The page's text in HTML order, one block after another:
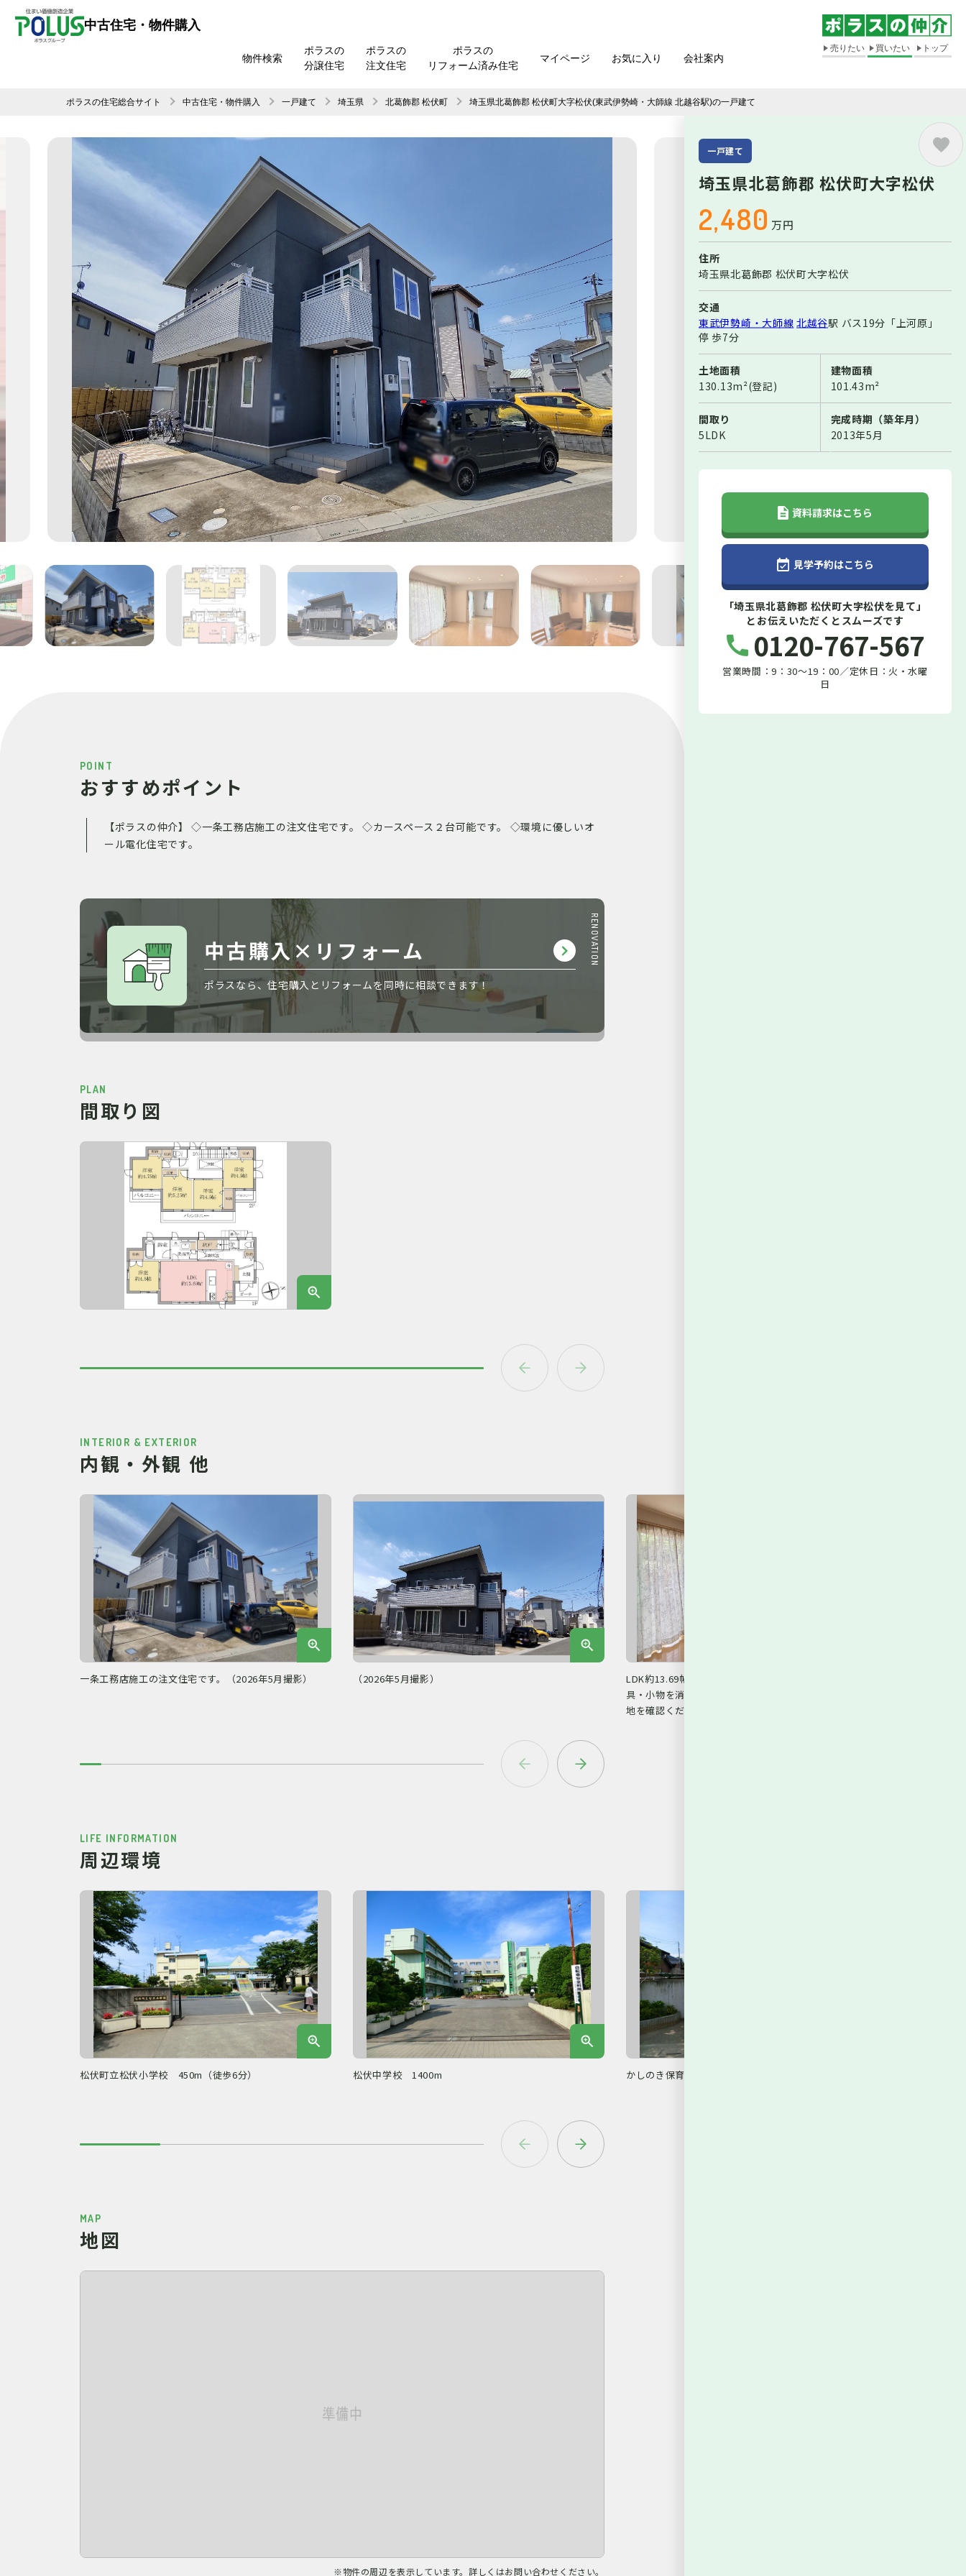
中古住宅・物件購入
物件検索
ポラスの
分譲住宅
ポラスの
注文住宅
ポラスの
リフォーム済み住宅
マイページ お気に入り 会社案内
売りたい 買いたい トップ
ポラスの住宅総合サイト 中古住宅・物件購入 一戸建て 埼玉県 北葛飾郡 松伏町 埼玉県北葛飾郡 松伏町大字松伏(東武伊勢崎・大師線 北越谷駅)の一戸建て
一戸建て
埼玉県北葛飾郡 松伏町大字松伏
2,480 万円
住所
埼玉県北葛飾郡 松伏町大字松伏
交通
東武伊勢崎・大師線 北越谷駅 バス19分「上河原」
停 歩7分
土地面積
130.13m²(登記)
建物面積
101.43m²
間取り
5LDK
完成時期（築年月）
2013年5月
資料請求はこちら
見学予約はこちら
「埼玉県北葛飾郡 松伏町大字松伏を見て」
とお伝えいただくとスムーズです
0120-767-567
営業時間：9：30～19：00／定休日：火・水曜
日
POINT
おすすめポイント
【ポラスの仲介】 ◇一条工務店施工の注文住宅です。 ◇カースペース２台可能です。 ◇環境に優しいオ
ール電化住宅です。
RENOVATION
中古購入×リフォーム
ポラスなら、住宅購入とリフォームを同時に相談できます！
PLAN
間取り図
INTERIOR & EXTERIOR
内観・外観 他
一条工務店施工の注文住宅です。（2026年5月撮影） （2026年5月撮影）
LDK約13.69帖※掲載の室内写真は、生成AI（CG）で家
具・小物を消したものとなります。実際の室内状況は現
地を確認ください。2026年7月撮影
LIFE INFORMATION
周辺環境
松伏町立松伏小学校 450m（徒歩6分） 松伏中学校 1400m かしのき保育園 850m（徒歩11分）
MAP
地図
※物件の周辺を表示しています。詳しくはお問い合わせください。